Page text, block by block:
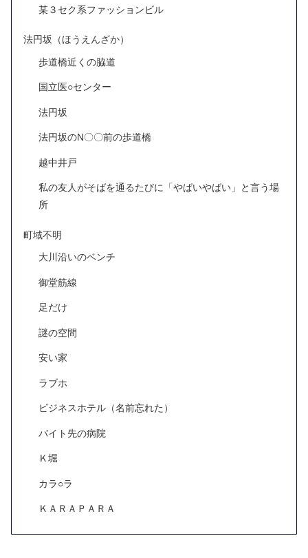
某３セク系ファッションビル
法円坂（ほうえんざか）
歩道橋近くの脇道
国立医○センター
法円坂
法円坂のN〇〇前の歩道橋
越中井戸
私の友人がそばを通るたびに「やばいやばい」と言う場
所
町域不明
大川沿いのベンチ
御堂筋線
足だけ
謎の空間
安い家
ラブホ
ビジネスホテル（名前忘れた）
バイト先の病院
Ｋ堀
カラ○ラ
ＫＡＲＡＰＡＲＡ